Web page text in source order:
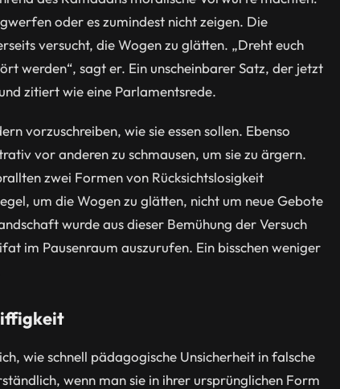
oder es zumindest nicht zeigen. Die
versucht, die Wogen zu glätten. „Dreht euch
werden“, sagt er. Ein unscheinbarer Satz, der jetzt
zitiert wie eine Parlamentsrede.
vorzuschreiben, wie sie essen sollen. Ebenso
vor anderen zu schmausen, um sie zu ärgern.
zwei Formen von Rücksichtslosigkeit
um die Wogen zu glätten, nicht um neue Gebote
wurde aus dieser Bemühung der Versuch
im Pausenraum auszurufen. Ein bisschen weniger
wie schnell pädagogische Unsicherheit in falsche
wenn man sie in ihrer ursprünglichen Form